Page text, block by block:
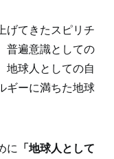
げてきたスピリチ
普遍意識としての
地球人としての自
ギーに満ちた地球
に
「地球人として